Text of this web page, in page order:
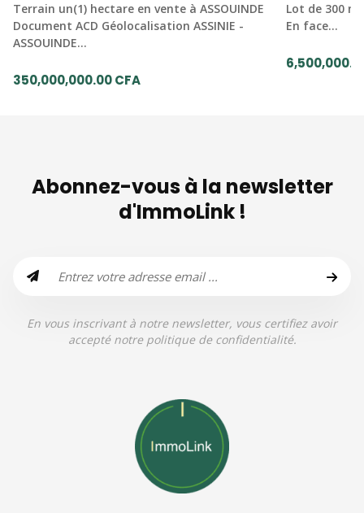
Terrain un(1) hectare en vente à ASSOUINDE
Document ACD Géolocalisation ASSINIE -
ASSOUINDE…
350,000,000.00 CFA
Lot de 300
En face…
Abonnez-vous à la newsletter
d'ImmoLink !
En vous inscrivant à notre newsletter, vous certifiez avoir
accepté notre politique de confidentialité.